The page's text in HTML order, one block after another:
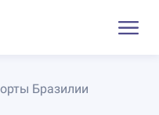
Бразилии